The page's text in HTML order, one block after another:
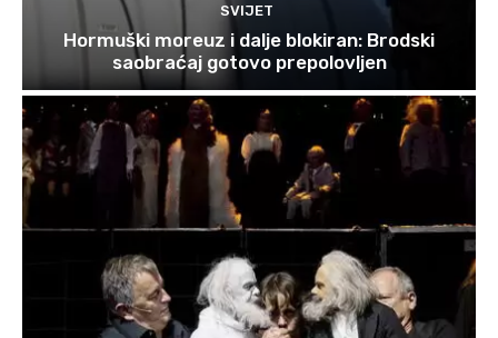
SVIJET
Hormuški moreuz i dalje blokiran: Brodski
saobraćaj gotovo prepolovljen